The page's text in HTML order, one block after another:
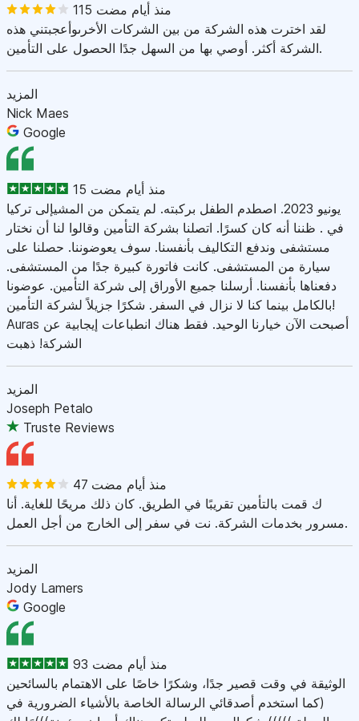
115 منذ أيام مضت
لقد اخترت هذه الشركة من بين الشركات الأخرىوأعجبتني هذه
الشركة أكثر. أوصي بها من السهل جدًا الحصول على التأمين.
المزيد
Nick Maes
Google
15 منذ أيام مضت
يونيو 2023. اصطدم الطفل بركبته. لم يتمكن من المشيإلى تركيا
في . ظننا أنه كان كسرًا. اتصلنا بشركة التأمين وقالوا لنا أن نختار
مستشفى وندفع التكاليف بأنفسنا. سوف يعوضوننا. حصلنا على
سيارة من المستشفى. كانت فاتورة كبيرة جدًا من المستشفى.
دفعناها بأنفسنا. أرسلنا جميع الأوراق إلى شركة التأمين. عوضونا
بالكامل بينما كنا لا نزال في السفر. شكرًا جزيلاً لشركة التأمين!
Auras أصبحت الآن خيارنا الوحيد. فقط هناك انطباعات إيجابية عن
الشركة! ذهبت
المزيد
Joseph Petalo
Truste Reviews
47 منذ أيام مضت
ك قمت بالتأمين تقريبًا في الطريق. كان ذلك مريحًا للغاية. أنا
مسرور بخدمات الشركة. نت في سفر إلى الخارج من أجل العمل.
المزيد
Jody Lamers
Google
93 منذ أيام مضت
الوثيقة في وقت قصير جدًا، وشكرًا خاصًا على الاهتمام بالسائحين
(كما استخدم أصدقائي الرسالة الخاصة بالأشياء الضرورية في